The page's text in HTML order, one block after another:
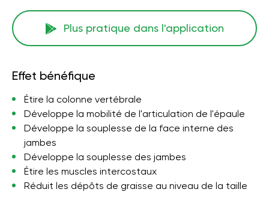
Plus pratique dans l'application
Effet bénéfique
Étire la colonne vertébrale
Développe la mobilité de l'articulation de l'épaule
Développe la souplesse de la face interne des
jambes
Développe la souplesse des jambes
Étire les muscles intercostaux
Réduit les dépôts de graisse au niveau de la taille